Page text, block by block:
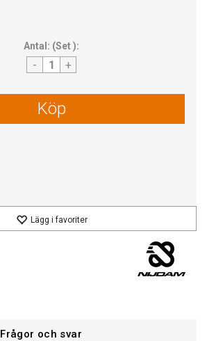
Antal: (Set):
- +
Köp
Lägg i favoriter
Frågor och svar